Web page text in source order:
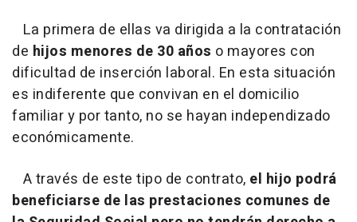
La primera de ellas va dirigida a la contratación
de hijos menores de 30 años o mayores con
dificultad de inserción laboral. En esta situación
es indiferente que convivan en el domicilio
familiar y por tanto, no se hayan independizado
económicamente.
A través de este tipo de contrato, el hijo podrá
beneficiarse de las prestaciones comunes de